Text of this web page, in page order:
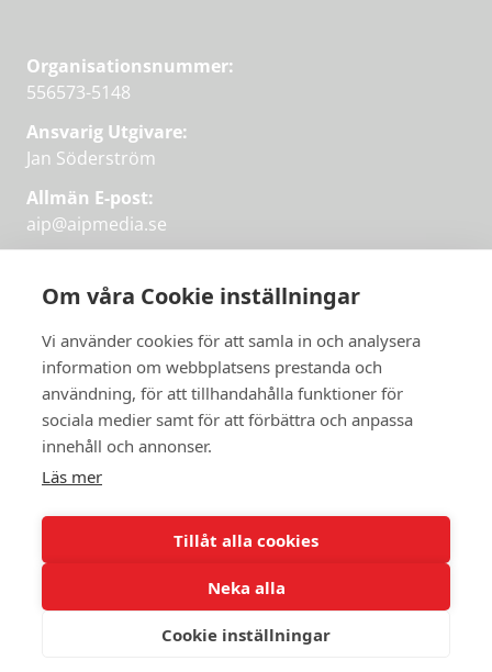
Om våra Cookie inställningar
Vi använder cookies för att samla in och analysera
information om webbplatsens prestanda och
användning, för att tillhandahålla funktioner för
sociala medier samt för att förbättra och anpassa
innehåll och annonser.
Läs mer
Tillåt alla cookies
Neka alla
Cookie inställningar
Få veckans bästa
artiklar i mejlen
varje vecka om våra mest intressanta
JAG VILL HA NYHETSBREV
Organisationsnummer:
556573-5148
Ansvarig Utgivare:
Jan Söderström
Allmän E-post:
aip@aipmedia.se
aip@flowyinfo.seeller 08-1210 60 40.
Instagram
LinkedIn
Twitter
Facebook
Få veckans bästa
artiklar på mejlen
PRENUMERERA
© 2026 Aktuellt i Politiken.